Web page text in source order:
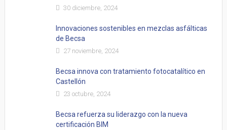
30 diciembre, 2024
Innovaciones sostenibles en mezclas asfálticas
de Becsa
27 noviembre, 2024
Becsa innova con tratamiento fotocatalítico en
Castellón
23 octubre, 2024
Becsa refuerza su liderazgo con la nueva
certificación BIM